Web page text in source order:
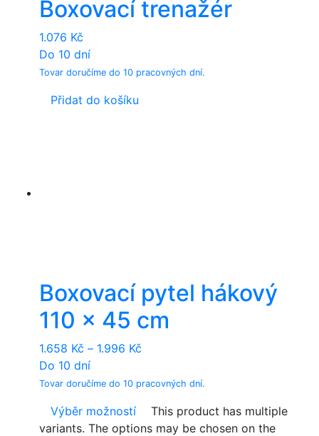
Boxovací trenažér
1.076 Kč
Do 10 dní
Tovar doručíme do 10 pracovných dní.
Přidat do košíku
Boxovací pytel hákový
110 x 45 cm
1.658 Kč – 1.996 Kč
Do 10 dní
Tovar doručíme do 10 pracovných dní.
Výběr možností
This product has multiple
variants. The options may be chosen on the